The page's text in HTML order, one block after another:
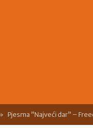
Pjesma ”Najveći dar” –